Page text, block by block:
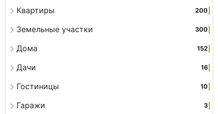
Квартиры 200
Земельные участки 300
Дома 152
Дачи 16
Гостиницы 10
Гаражи 3